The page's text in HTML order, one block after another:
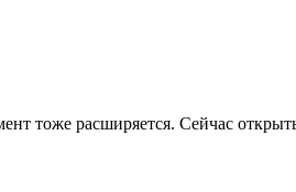
тоже расширяется. Сейчас